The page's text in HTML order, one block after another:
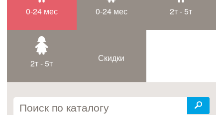
0-24 мес 0-24 мес 2т - 5т
2т - 5т Скидки